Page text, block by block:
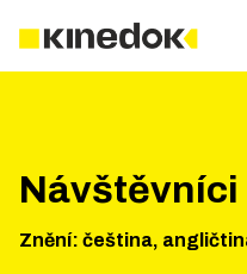
Návštěvníci
Znění: čeština,